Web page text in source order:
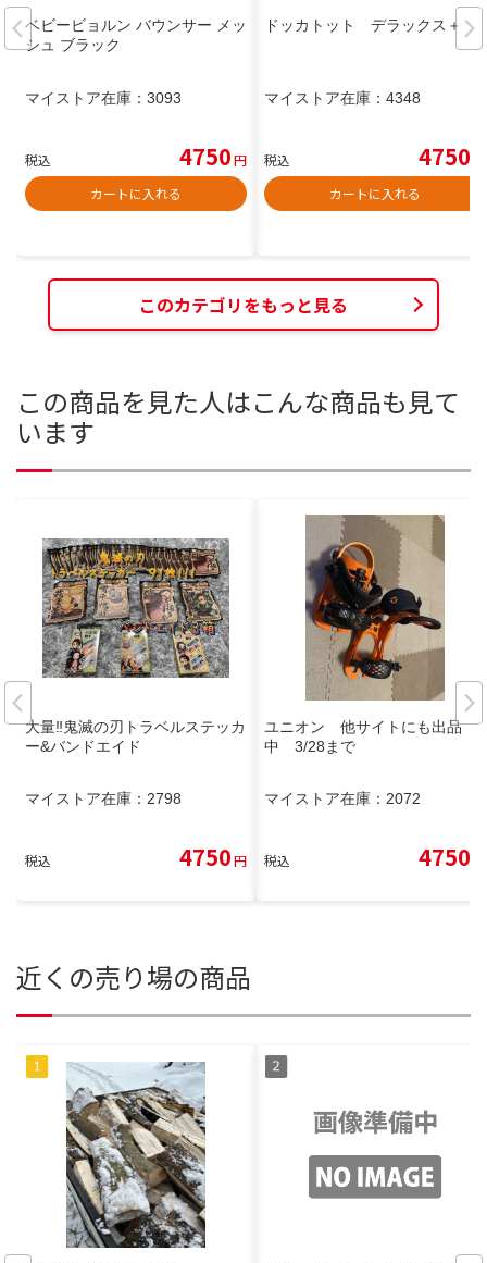
ベビービョルン バウンサー メッ
シュ ブラック
マイストア在庫： 3093
税込 4750円
カートに入れる
ドッカトット デラックス＋
マイストア在庫： 4348
税込 4750
カートに入れる
このカテゴリをもっと見る
この商品を見た人はこんな商品も見て
います
大量‼︎鬼滅の刃トラベルステッカ
ー&バンドエイド
マイストア在庫： 2798
税込 4750円
ユニオン 他サイトにも出品
中 3/28まで
マイストア在庫： 2072
税込 4750
近くの売り場の商品